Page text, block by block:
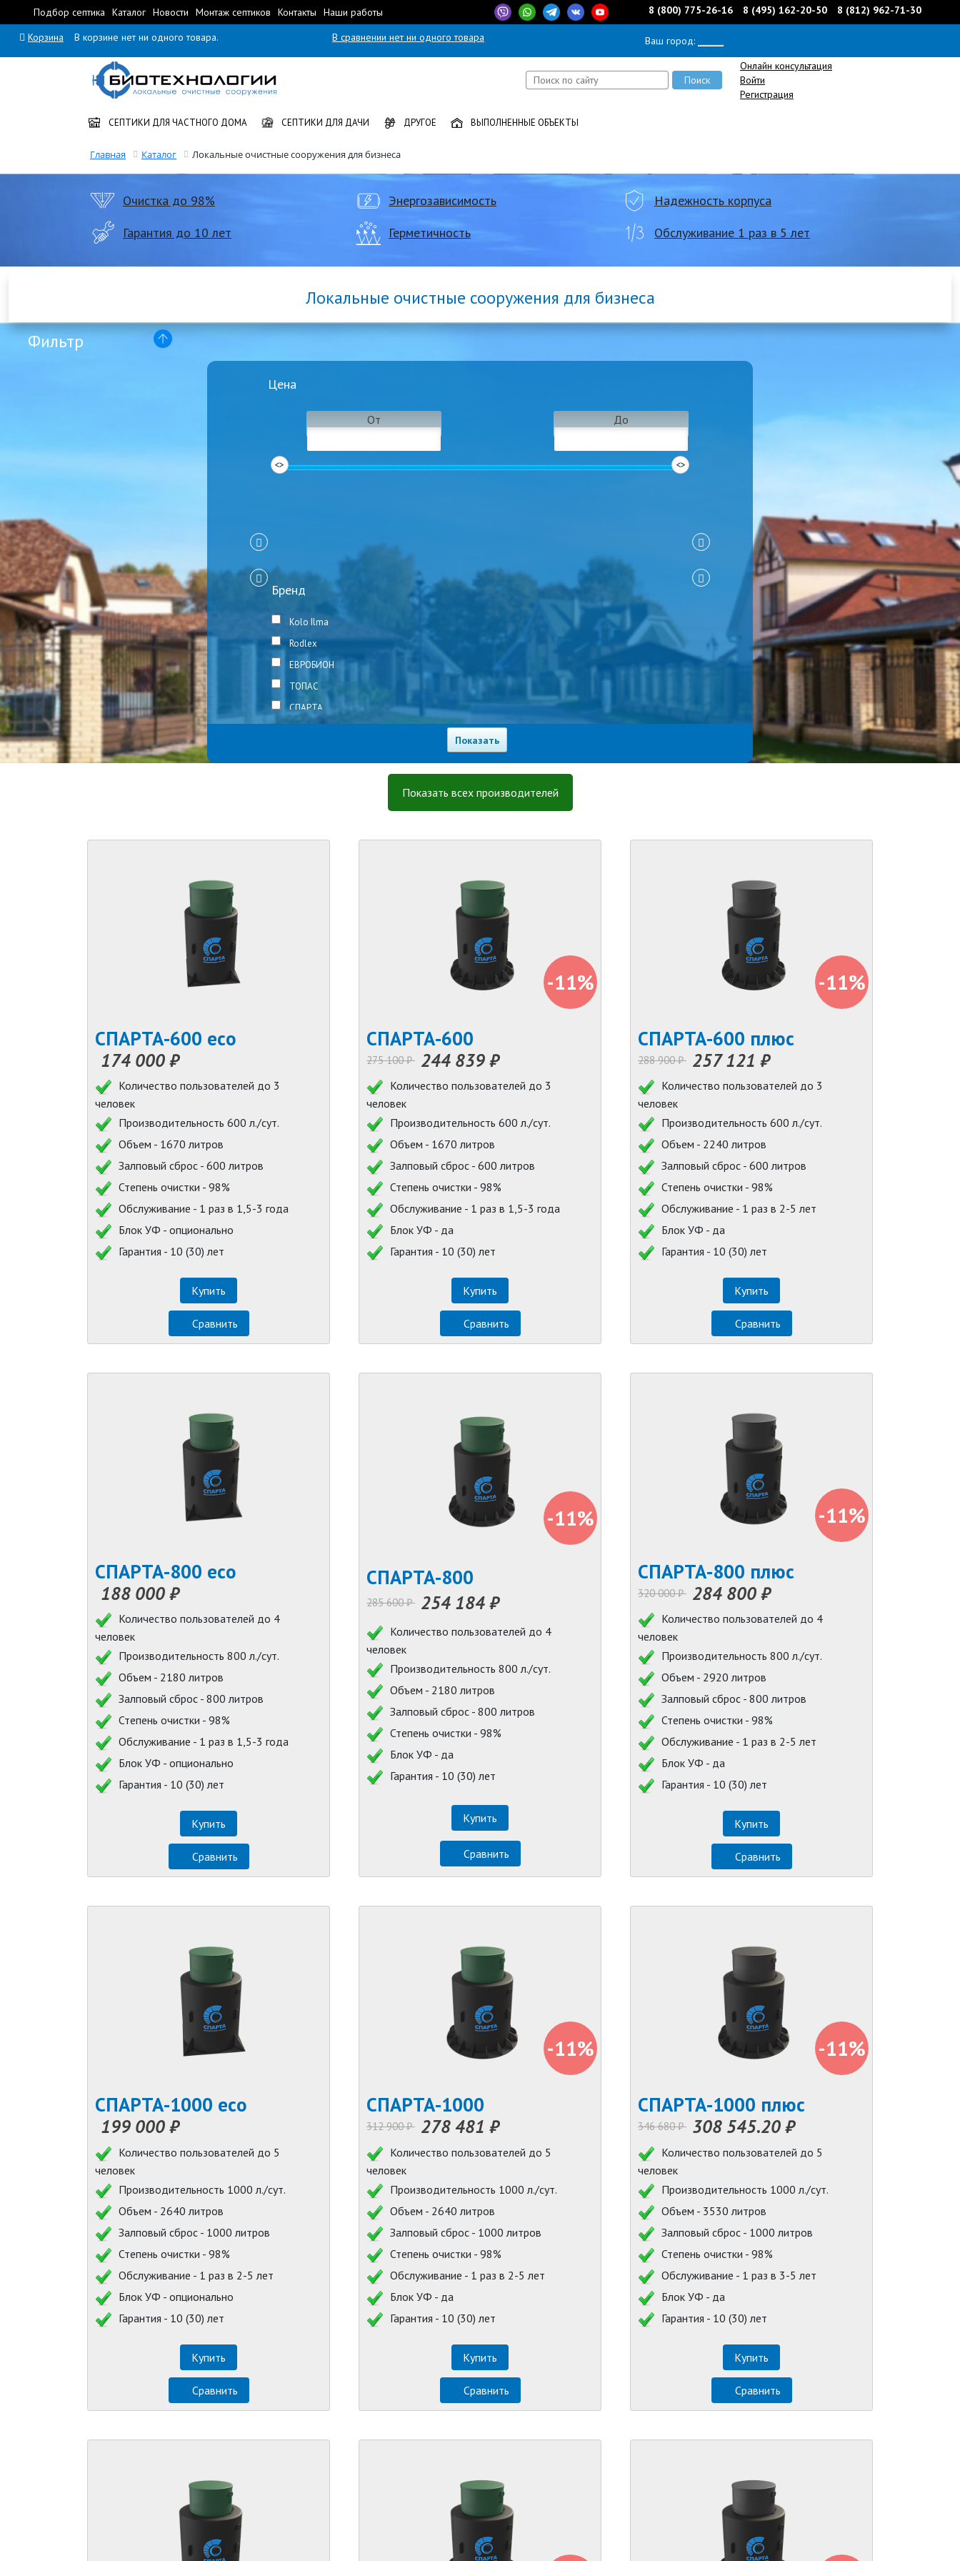
Подбор септика Каталог Новости Монтаж септиков Контакты Наши работы 8 (800) 775-26-16 8 (495) 162-20-50 8 (812) 962-71-30
Корзина В корзине нет ни одного товара. В сравнении нет ни одного товара Ваш город:
Онлайн консультация
Войти
Регистрация
СЕПТИКИ ДЛЯ ЧАСТНОГО ДОМА СЕПТИКИ ДЛЯ ДАЧИ ДРУГОЕ ВЫПОЛНЕННЫЕ ОБЪЕКТЫ
Главная Каталог Локальные очистные сооружения для бизнеса
Очистка до 98% Энергозависимость
Надежность корпуса
Гарантия до 10 лет
Герметичность Обслуживание 1 раз в 5 лет
Локальные очистные сооружения для бизнеса
Фильтр
Цена
От До
Бренд
Kolo Ilma
Rodlex
ЕВРОБИОН
ТОПАС
СПАРТА
Показать всех производителей
СПАРТА-600 eco
174 000 ₽
Количество пользователей до 3
человек
Производительность 600 л./сут.
Объем - 1670 литров
Залповый сброс - 600 литров
Степень очистки - 98%
Обслуживание - 1 раз в 1,5-3 года
Блок УФ - опционально
Гарантия - 10 (30) лет
Купить
Сравнить
-11%
СПАРТА-600
275 100 ₽ 244 839 ₽
Количество пользователей до 3
человек
Производительность 600 л./сут.
Объем - 1670 литров
Залповый сброс - 600 литров
Степень очистки - 98%
Обслуживание - 1 раз в 1,5-3 года
Блок УФ - да
Гарантия - 10 (30) лет
Купить
Сравнить
-11%
СПАРТА-600 плюс
288 900 ₽ 257 121 ₽
Количество пользователей до 3
человек
Производительность 600 л./сут.
Объем - 2240 литров
Залповый сброс - 600 литров
Степень очистки - 98%
Обслуживание - 1 раз в 2-5 лет
Блок УФ - да
Гарантия - 10 (30) лет
Купить
Сравнить
СПАРТА-800 eco
188 000 ₽
Количество пользователей до 4
человек
Производительность 800 л./сут.
Объем - 2180 литров
Залповый сброс - 800 литров
Степень очистки - 98%
Обслуживание - 1 раз в 1,5-3 года
Блок УФ - опционально
Гарантия - 10 (30) лет
Купить
Сравнить
-11%
СПАРТА-800
285 600 ₽ 254 184 ₽
Количество пользователей до 4
человек
Производительность 800 л./сут.
Объем - 2180 литров
Залповый сброс - 800 литров
Степень очистки - 98%
Блок УФ - да
Гарантия - 10 (30) лет
Купить
Сравнить
-11%
СПАРТА-800 плюс
320 000 ₽ 284 800 ₽
Количество пользователей до 4
человек
Производительность 800 л./сут.
Объем - 2920 литров
Залповый сброс - 800 литров
Степень очистки - 98%
Обслуживание - 1 раз в 2-5 лет
Блок УФ - да
Гарантия - 10 (30) лет
Купить
Сравнить
СПАРТА-1000 eco
199 000 ₽
Количество пользователей до 5
человек
Производительность 1000 л./сут.
Объем - 2640 литров
Залповый сброс - 1000 литров
Степень очистки - 98%
Обслуживание - 1 раз в 2-5 лет
Блок УФ - опционально
Гарантия - 10 (30) лет
Купить
Сравнить
-11%
СПАРТА-1000
312 900 ₽ 278 481 ₽
Количество пользователей до 5
человек
Производительность 1000 л./сут.
Объем - 2640 литров
Залповый сброс - 1000 литров
Степень очистки - 98%
Обслуживание - 1 раз в 2-5 лет
Блок УФ - да
Гарантия - 10 (30) лет
Купить
Сравнить
-11%
СПАРТА-1000 плюс
346 680 ₽ 308 545.20 ₽
Количество пользователей до 5
человек
Производительность 1000 л./сут.
Объем - 3530 литров
Залповый сброс - 1000 литров
Степень очистки - 98%
Обслуживание - 1 раз в 3-5 лет
Блок УФ - да
Гарантия - 10 (30) лет
Купить
Сравнить